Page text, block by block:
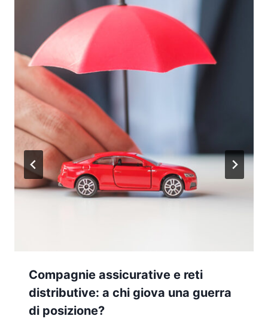
Compagnie assicurative e reti
distributive: a chi giova una guerra
di posizione?